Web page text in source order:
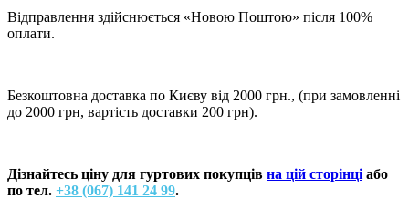
Відправлення здійснюється «Новою Поштою» після 100%
оплати.
Безкоштовна доставка по Києву від 2000 грн., (при замовленні
до 2000 грн, вартість доставки 200 грн).
Дізнайтесь ціну для гуртових покупців на цій сторінці або
по тел. +38 (067) 141 24 99.